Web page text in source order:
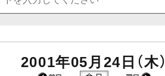
2001年05月24日（木）